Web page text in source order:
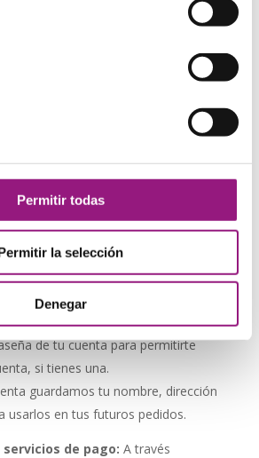
Permitir todas
la selección
Denegar
haces un pedido, o si necesitamos
tu sesión está activa.
y reseñas de productos si eliges
si pides costes de envío antes de
mientras tu sesión está activa.
para hacer el seguimiento de los
carrito mientras tu sesión está
de tu cuenta para permitirte
si tienes una.
guardamos tu nombre, dirección
usarlos en tus futuros pedidos.
de pago: A través